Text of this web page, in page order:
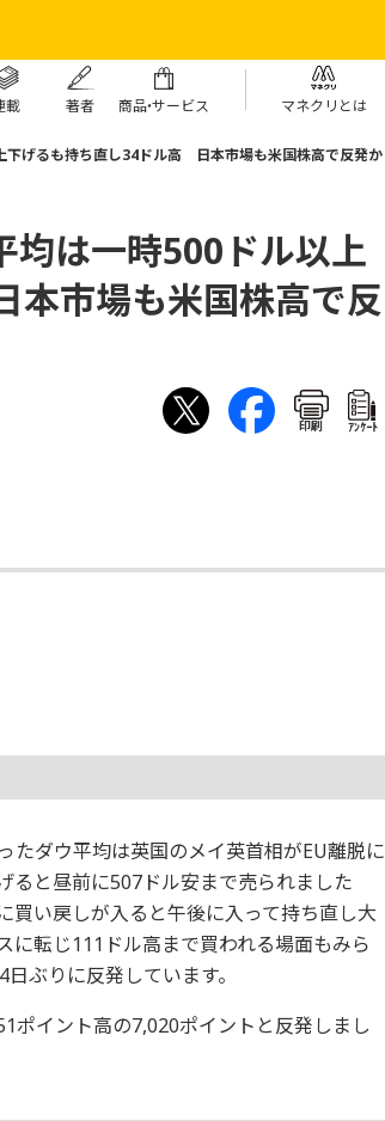
載 著者 商品・サービス マネクリとは
げるも持ち直し34ドル高 日本市場も米国株高で反発か
均は一時500ドル以上
市場も米国株高で反
印刷 ｱﾝｹｰﾄ
たダウ平均は英国のメイ英首相がEU離脱に
ると昼前に507ドル安まで売られました
い戻しが入ると午後に入って持ち直し大
に転じ111ドル高まで買われる場面もみら
ぶりに反発しています。
ポイント高の7,020ポイントと反発しまし